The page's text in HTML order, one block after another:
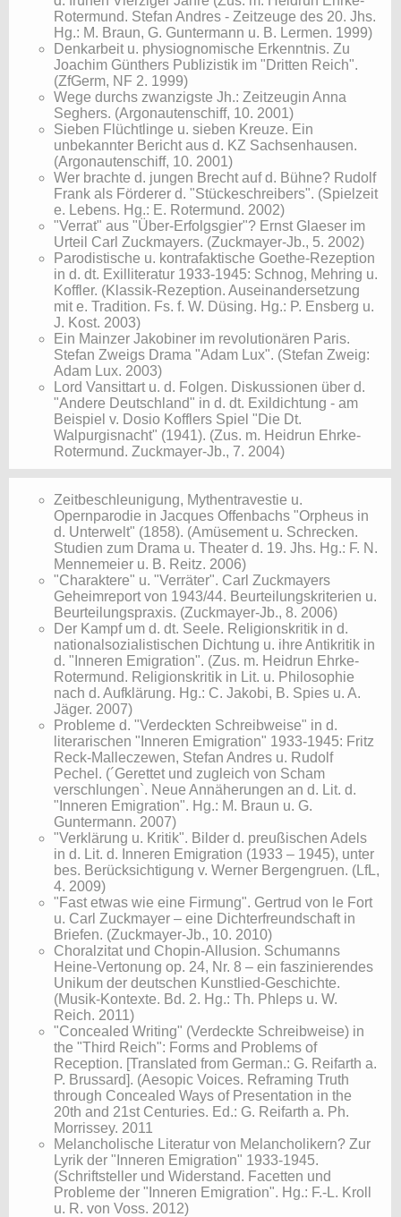
Rotermund. Stefan Andres - Zeitzeuge des 20. Jhs.
Hg.: M. Braun, G. Guntermann u. B. Lermen. 1999)
Denkarbeit u. physiognomische Erkenntnis. Zu
Joachim Günthers Publizistik im "Dritten Reich".
(ZfGerm, NF 2. 1999)
Wege durchs zwanzigste Jh.: Zeitzeugin Anna
Seghers. (Argonautenschiff, 10. 2001)
Sieben Flüchtlinge u. sieben Kreuze. Ein
unbekannter Bericht aus d. KZ Sachsenhausen.
(Argonautenschiff, 10. 2001)
Wer brachte d. jungen Brecht auf d. Bühne? Rudolf
Frank als Förderer d. "Stückeschreibers". (Spielzeit
e. Lebens. Hg.: E. Rotermund. 2002)
"Verrat" aus "Über-Erfolgsgier"? Ernst Glaeser im
Urteil Carl Zuckmayers. (Zuckmayer-Jb., 5. 2002)
Parodistische u. kontrafaktische Goethe-Rezeption
in d. dt. Exilliteratur 1933-1945: Schnog, Mehring u.
Koffler. (Klassik-Rezeption. Auseinandersetzung
mit e. Tradition. Fs. f. W. Düsing. Hg.: P. Ensberg u.
J. Kost. 2003)
Ein Mainzer Jakobiner im revolutionären Paris.
Stefan Zweigs Drama "Adam Lux". (Stefan Zweig:
Adam Lux. 2003)
Lord Vansittart u. d. Folgen. Diskussionen über d.
"Andere Deutschland" in d. dt. Exildichtung - am
Beispiel v. Dosio Kofflers Spiel "Die Dt.
Walpurgisnacht" (1941). (Zus. m. Heidrun Ehrke-
Rotermund. Zuckmayer-Jb., 7. 2004)
Zeitbeschleunigung, Mythentravestie u.
Opernparodie in Jacques Offenbachs "Orpheus in
d. Unterwelt" (1858). (Amüsement u. Schrecken.
Studien zum Drama u. Theater d. 19. Jhs. Hg.: F. N.
Mennemeier u. B. Reitz. 2006)
"Charaktere" u. "Verräter". Carl Zuckmayers
Geheimreport von 1943/44. Beurteilungskriterien u.
Beurteilungspraxis. (Zuckmayer-Jb., 8. 2006)
Der Kampf um d. dt. Seele. Religionskritik in d.
nationalsozialistischen Dichtung u. ihre Antikritik in
d. "Inneren Emigration". (Zus. m. Heidrun Ehrke-
Rotermund. Religionskritik in Lit. u. Philosophie
nach d. Aufklärung. Hg.: C. Jakobi, B. Spies u. A.
Jäger. 2007)
Probleme d. "Verdeckten Schreibweise" in d.
literarischen "Inneren Emigration" 1933-1945: Fritz
Reck-Malleczewen, Stefan Andres u. Rudolf
Pechel. (´Gerettet und zugleich von Scham
verschlungen`. Neue Annäherungen an d. Lit. d.
"Inneren Emigration". Hg.: M. Braun u. G.
Guntermann. 2007)
"Verklärung u. Kritik". Bilder d. preußischen Adels
in d. Lit. d. Inneren Emigration (1933 – 1945), unter
bes. Berücksichtigung v. Werner Bergengruen. (LfL,
4. 2009)
"Fast etwas wie eine Firmung". Gertrud von le Fort
u. Carl Zuckmayer – eine Dichterfreundschaft in
Briefen. (Zuckmayer-Jb., 10. 2010)
Choralzitat und Chopin-Allusion. Schumanns
Heine-Vertonung op. 24, Nr. 8 – ein faszinierendes
Unikum der deutschen Kunstlied-Geschichte.
(Musik-Kontexte. Bd. 2. Hg.: Th. Phleps u. W.
Reich. 2011)
"Concealed Writing" (Verdeckte Schreibweise) in
the "Third Reich": Forms and Problems of
Reception. [Translated from German.: G. Reifarth a.
P. Brussard]. (Aesopic Voices. Reframing Truth
through Concealed Ways of Presentation in the
20th and 21st Centuries. Ed.: G. Reifarth a. Ph.
Morrissey. 2011
Melancholische Literatur von Melancholikern? Zur
Lyrik der "Inneren Emigration" 1933-1945.
(Schriftsteller und Widerstand. Facetten und
Probleme der "Inneren Emigration". Hg.: F.-L. Kroll
u. R. von Voss. 2012)